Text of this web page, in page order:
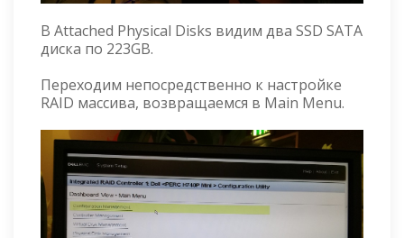
В Attached Physical Disks видим два SSD SATA
диска по 223GB.
Переходим непосредственно к настройке
RAID массива, возвращаемся в Main Menu.